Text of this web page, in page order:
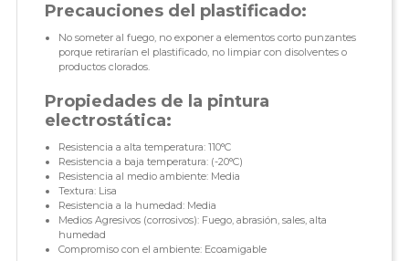
Precauciones del plastificado:
No someter al fuego, no exponer a elementos corto punzantes
porque retirarían el plastificado, no limpiar con disolventes o
productos clorados.
Propiedades de la pintura
electrostática:
Resistencia a alta temperatura: 110°C
Resistencia a baja temperatura: (-20°C)
Resistencia al medio ambiente: Media
Textura: Lisa
Resistencia a la humedad: Media
Medios Agresivos (corrosivos): Fuego, abrasión, sales, alta
humedad
Compromiso con el ambiente: Ecoamigable